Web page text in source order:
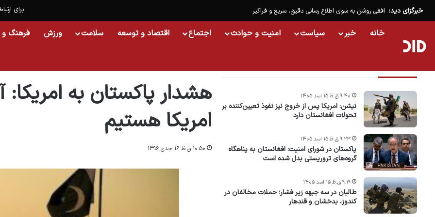
برای خبرگزای دید: افقی روشن به سوی اطلاع رسانی دقیق، سریع و فراگیر
خانه خبر سیاست امنیت و حوادث اجتماع اقتصاد و توسعه سلامت ورزش فرهنگ و
هشدار پاکستان به امریکا:
امریکا هستیم
۱۰:۵۰ ق.ظ ۱۶ جدی ۱۳۹۶
نیشن: امریکا پس از خروج نیز نفوذ تعیین‌کننده بر
تحولات افغانستان دارد
۹:۴۰ ق.ظ ۱۵ اسد ۱۴۰۵
پاکستان در شورای امنیت: افغانستان به پناهگاه
گروه‌های تروریستی بدل شده است
۹:۲۳ ق.ظ ۱۵ اسد ۱۴۰۵
طالبان در سه جبهه زیر فشار؛ حملات مخالفان در
کندوز، بدخشان و قندهار
۹:۱۹ ق.ظ ۱۵ اسد ۱۴۰۵